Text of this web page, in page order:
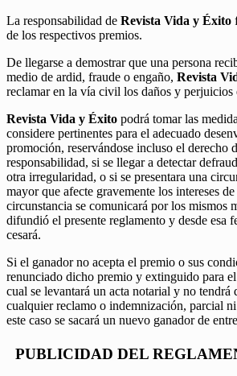
La responsabilidad de Revista Vida y Éxito
de los respectivos premios.
De llegarse a demostrar que una persona
medio de ardid, fraude o engaño, Revista
reclamar en la vía civil los daños y perjuicios
Revista Vida y Éxito podrá tomar las
considere pertinentes para el adecuado
promoción, reservándose incluso el derecho
responsabilidad, si se llegar a detectar
otra irregularidad, o si se presentara una
mayor que afecte gravemente los intereses
circunstancia se comunicará por los mismos
difundió el presente reglamento y desde esa
cesará.
Si el ganador no acepta el premio o sus
renunciado dicho premio y extinguido para
cual se levantará un acta notarial y no tendrá
cualquier reclamo o indemnización, parcial
este caso se sacará un nuevo ganador de
PUBLICIDAD DEL